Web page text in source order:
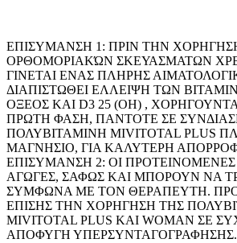
ΕΠΙΣΥΜΑΝΣΗ 1: ΠΡΙΝ ΤΗΝ
ΟΡΘΟΜΟΡΙΑΚΏΝ ΣΚΕΥΑΣΜΑΤΩΝ
ΓΙΝΕΤΑΙ ΕΝΑΣ ΠΛΗΡΗΣ
ΔΙΑΠΙΣΤΩΘΕΙ ΕΛΛΕΙΨΗ ΤΩΝ
ΟΞΕΟΣ ΚΑΙ D3 25 (OH) ,
ΠΡΩΤΗ ΦΑΣΗ, ΠΑΝΤΟΤΕ ΣΕ
ΠΟΛΥΒΙΤΑΜΙΝΗ MIVITOTAL PLUS
ΜΑΓΝΗΣΙΟ, ΓΙΑ ΚΑΛΥΤΕΡΗ
ΕΠΙΣΥΜΑΝΣΗ 2: ΟΙ
ΑΓΩΓΕΣ, ΣΑΦΩΣ ΚΑΙ ΜΠΟΡΟΥΝ ΝΑ
ΣΥΜΦΩΝΑ ΜΕ ΤΟΝ ΘΕΡΑΠΕΥΤΗ.
ΕΠΙΣΗΣ ΤΗΝ ΧΟΡΗΓΗΣΗ ΤΗΣ
MIVITOTAL PLUS ΚΑΙ WOMAN ΣΕ
ΑΠΟΦΥΓΗ ΥΠΕΡΣΥΝΤΑΓΟΓΡΑΦΗΣΗΣ.